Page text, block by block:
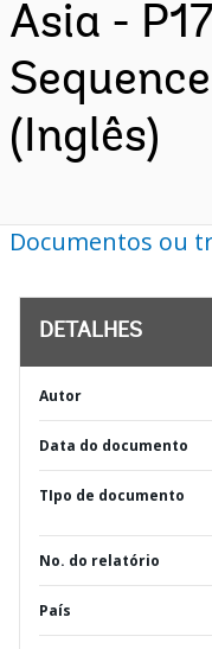
Asia -
(Inglês)
Documentos ou
DETALHES
Autor
Data do documento
TIpo de documento
No. do relatório
País